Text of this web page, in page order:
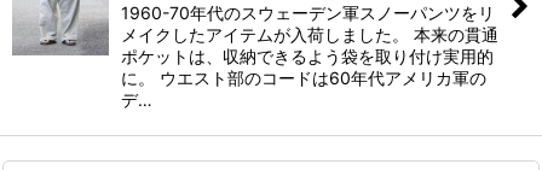
1960-70年代のスウェーデン軍スノーパンツをリ
メイクしたアイテムが入荷しました。 本来の貫通
ポケットは、収納できるよう袋を取り付け実用的
に。 ウエスト部のコードは60年代アメリカ軍の
デ…